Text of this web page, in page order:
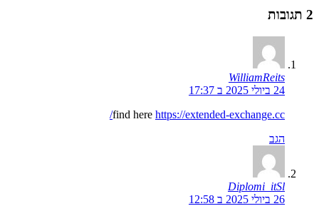
2 תגובות
WilliamReits
24 ביולי 2025 ב 17:37
find here https://extended-exchange.cc/
הגב
Diplomi_itSl
26 ביולי 2025 ב 12:58